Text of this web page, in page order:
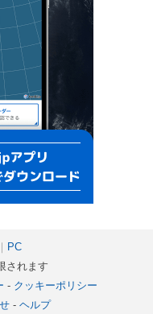
PC
されます
- クッキーポリシー
- ヘルプ